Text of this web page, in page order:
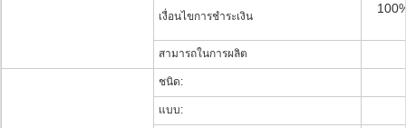
เงื่อนไขการชำระเงิน
สามารถในการผลิต
ชนิด:
แบบ: